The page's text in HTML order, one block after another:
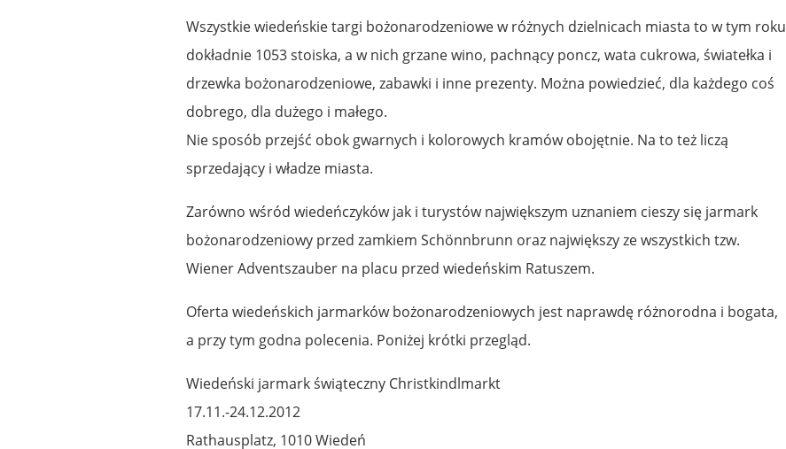
Wszystkie wiedeńskie targi bożonarodzeniowe w różnych dzielnicach miasta to w tym roku
dokładnie 1053 stoiska, a w nich grzane wino, pachnący poncz, wata cukrowa, światełka i
drzewka bożonarodzeniowe, zabawki i inne prezenty. Można powiedzieć, dla każdego coś
dobrego, dla dużego i małego.
Nie sposób przejść obok gwarnych i kolorowych kramów obojętnie. Na to też liczą
sprzedający i władze miasta.
Zarówno wśród wiedeńczyków jak i turystów największym uznaniem cieszy się jarmark
bożonarodzeniowy przed zamkiem Schönnbrunn oraz największy ze wszystkich tzw.
Wiener Adventszauber na placu przed wiedeńskim Ratuszem.
Oferta wiedeńskich jarmarków bożonarodzeniowych jest naprawdę różnorodna i bogata,
a przy tym godna polecenia. Poniżej krótki przegląd.
Wiedeński jarmark świąteczny Christkindlmarkt
17.11.-24.12.2012
Rathausplatz, 1010 Wiedeń